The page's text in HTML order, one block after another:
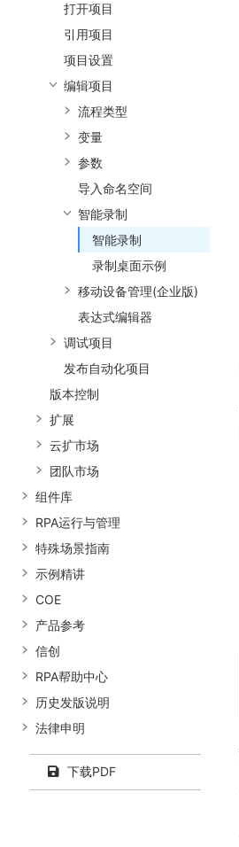
打开项目
引用项目
项目设置
编辑项目
流程类型
变量
参数
导入命名空间
智能录制
智能录制
录制桌面示例
移动设备管理(企业版)
表达式编辑器
调试项目
发布自动化项目
版本控制
扩展
云扩市场
团队市场
组件库
RPA运行与管理
特殊场景指南
示例精讲
COE
产品参考
信创
RPA帮助中心
历史发版说明
法律申明
下载PDF